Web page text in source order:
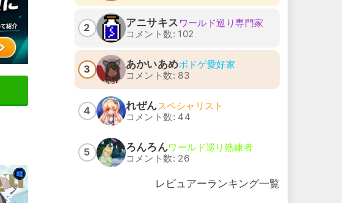
2 アニサキス ワールド巡り専門家
コメント数: 102
3 あかいあめボドゲ愛好家
コメント数: 83
4 れぜんスペシャリスト
コメント数: 44
5 ろんろんワールド巡り熟練者
コメント数: 26
レビュアーランキング一覧